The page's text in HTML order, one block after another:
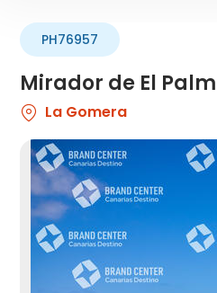
Mirador de El
PH76957
La Gomera